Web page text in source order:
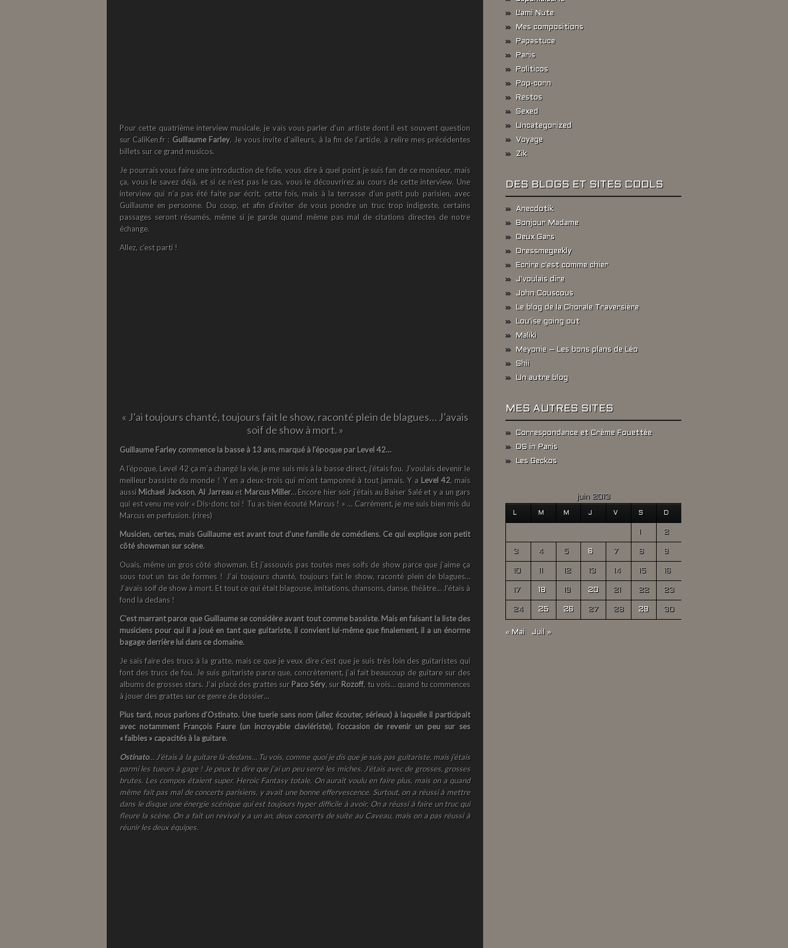
Pour cette quatrième interview musicale, je vais vous parler d’un artiste dont il est souvent question
sur CaliKen.fr : Guillaume Farley. Je vous invite d’ailleurs, à la fin de l’article, à relire mes précédentes
billets sur ce grand musicos.
Je pourrais vous faire une introduction de folie, vous dire à quel point je suis fan de ce monsieur, mais
ça, vous le savez déjà, et si ce n’est pas le cas, vous le découvrirez au cours de cette interview. Une
interview qui n’a pas été faite par écrit, cette fois, mais à la terrasse d’un petit pub parisien, avec
Guillaume en personne. Du coup, et afin d’éviter de vous pondre un truc trop indigeste, certains
passages seront résumés, même si je garde quand même pas mal de citations directes de notre
échange.
Allez, c’est parti !
« J’ai toujours chanté, toujours fait le show, raconté plein de blagues… J’avais
soif de show à mort. »
Guillaume Farley commence la basse à 13 ans, marqué à l’époque par Level 42…
A l’époque, Level 42 ça m’a changé la vie, je me suis mis à la basse direct, j’étais fou. J’voulais devenir le
meilleur bassiste du monde ! Y en a deux-trois qui m’ont tamponné à tout jamais. Y a Level 42, mais
aussi Michael Jackson,Al Jarreauet Marcus Miller… Encore hier soir j’étais au Baiser Salé et y a un gars
qui est venu me voir « Dis-donc toi ! Tu as bien écouté Marcus ! » … Carrément, je me suis bien mis du
Marcus en perfusion. (rires)
Musicien, certes, mais Guillaume est avant tout d’une famille de comédiens. Ce qui explique son petit
côté showman sur scène.
Ouais, même un gros côté showman. Et j’assouvis pas toutes mes soifs de show parce que j’aime ça
sous tout un tas de formes ! J’ai toujours chanté, toujours fait le show, raconté plein de blagues…
J’avais soif de show à mort. Et tout ce qui était blagouse, imitations, chansons, danse, théâtre… J’étais à
fond la dedans !
C’est marrant parce que Guillaume se considère avant tout comme bassiste. Mais en faisant la liste des
musiciens pour qui il a joué en tant que guitariste, il convient lui-même que finalement, il a un énorme
bagage derrière lui dans ce domaine.
Je sais faire des trucs à la gratte, mais ce que je veux dire c’est que je suis très loin des guitaristes qui
font des trucs de fou. Je suis guitariste parce que, concrètement, j’ai fait beaucoup de guitare sur des
albums de grosses stars. J’ai placé des grattes surPaco Séry, surRozoff, tu vois… quand tu commences
à jouer des grattes sur ce genre de dossier…
Plus tard, nous parlons d’Ostinato. Une tuerie sans nom (allez écouter, sérieux) à laquelle il participait
avec notamment François Faure (un incroyable claviériste), l’occasion de revenir un peu sur ses
« faibles » capacités à la guitare.
Ostinato… J’étais à la guitare là-dedans… Tu vois, comme quoi je dis que je suis pas guitariste, mais j’étais
parmi les tueurs à gage ! Je peux te dire que j’ai un peu serré les miches. J’étais avec de grosses, grosses
brutes. Les compos étaient super. Heroic Fantasy totale. On aurait voulu en faire plus, mais on a quand
même fait pas mal de concerts parisiens, y avait une bonne effervescence. Surtout, on a réussi à mettre
dans le disque une énergie scénique qui est toujours hyper difficile à avoir. On a réussi à faire un truc qui
fleure la scène. On a fait un revival y a un an, deux concerts de suite au Caveau, mais on a pas réussi à
réunir les deux équipes.
L'ami Nute
Mes compositions
Papastuce
Paris
Politicos
Pop-corn
Restos
Sexed
Uncategorized
Voyage
Zik
DES BLOGS ET SITES COOLS
Anecdotik
Bonjour Madame
Deux Gars
Dressmegeekly
Ecrire c'est comme chier
J'voulais dire
John Couscous
Le blog de la Chorale Traversière
Lou'ise going out
Maliki
Meyonie – Les bons plans de Léo
Shii
Un autre blog
MES AUTRES SITES
Correspondance et Crème Fouettée
DS in Paris
Les Geckos
juin 2013
L M M J V S D
1 2
3 4 5 6 7 8 9
10 11 12 13 14 15 16
17 18 19 20 21 22 23
24 25 26 27 28 29 30
« Mai Juil »